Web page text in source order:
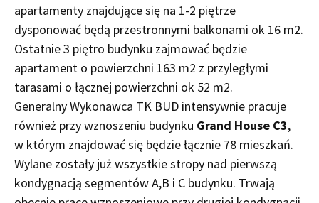
apartamenty znajdujące się na 1-2 piętrze
dysponować będą przestronnymi balkonami ok 16 m2.
Ostatnie 3 piętro budynku zajmować będzie
apartament o powierzchni 163 m2 z przyległymi
tarasami o łącznej powierzchni ok 52 m2.
Generalny Wykonawca TK BUD intensywnie pracuje
również przy wznoszeniu budynku Grand House C3,
w którym znajdować się będzie łącznie 78 mieszkań.
Wylane zostały już wszystkie stropy nad pierwszą
kondygnacją segmentów A,B i C budynku. Trwają